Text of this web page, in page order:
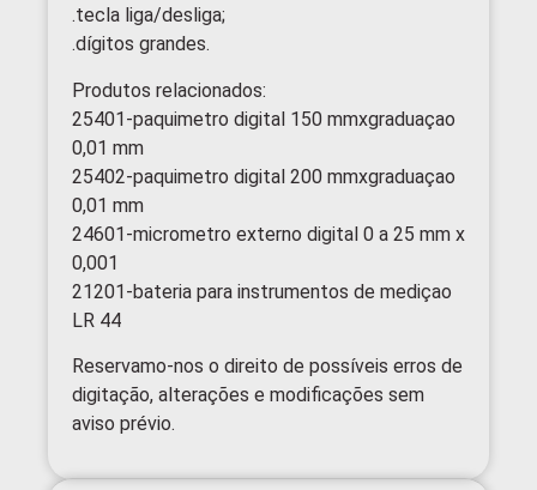
.tecla liga/desliga;
.dígitos grandes.
Produtos relacionados:
25401-paquimetro digital 150 mmxgraduaçao
0,01 mm
25402-paquimetro digital 200 mmxgraduaçao
0,01 mm
24601-micrometro externo digital 0 a 25 mm x
0,001
21201-bateria para instrumentos de mediçao
LR 44
Reservamo-nos o direito de possíveis erros de
digitação, alterações e modificações sem
aviso prévio.